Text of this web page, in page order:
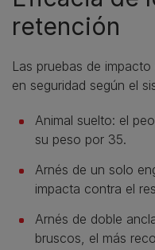
retención
Las pruebas de
en seguridad según el
Animal suelto: el
su peso por 35.
Arnés de un solo
impacta contra el
Arnés de doble
bruscos, el más